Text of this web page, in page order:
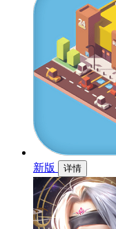
新版
详情